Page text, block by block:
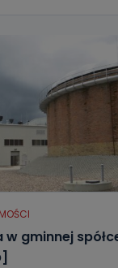
w gminnej